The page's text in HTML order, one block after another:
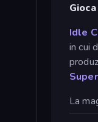
Idle
in cui
La